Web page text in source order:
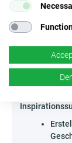
Ergebnisse
Wer kann
Dieses
innovative
empfehlen